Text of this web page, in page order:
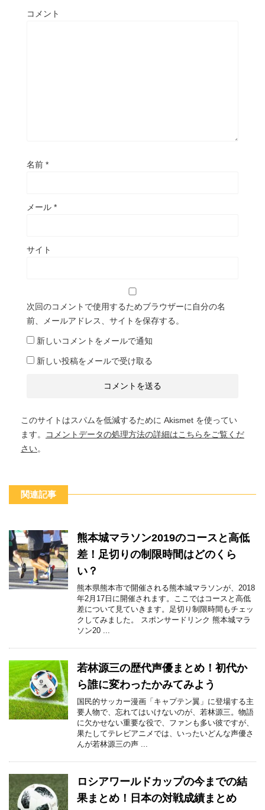
コメント
名前 *
メール *
サイト
次回のコメントで使用するためブラウザーに自分の名
前、メールアドレス、サイトを保存する。
新しいコメントをメールで通知
新しい投稿をメールで受け取る
このサイトはスパムを低減するために Akismet を使ってい
ます。
コメントデータの処理方法の詳細はこちらをご覧くだ
さい。
関連記事
熊本城マラソン2019のコースと高低
差！足切りの制限時間はどのくら
い？
熊本県熊本市で開催される熊本城マラソンが、2018
年2月17日に開催されます。ここではコースと高低
差について見ていきます。足切り制限時間もチェッ
クしてみました。 スポンサードリンク 熊本城マラ
ソン20 ...
若林源三の歴代声優まとめ！初代か
ら誰に変わったかみてみよう
国民的サッカー漫画「キャプテン翼」に登場する主
要人物で、忘れてはいけないのが、若林源三。物語
に欠かせない重要な役で、ファンも多い彼ですが、
果たしてテレビアニメでは、いったいどんな声優さ
んが若林源三の声 ...
ロシアワールドカップの今までの結
果まとめ！日本の対戦成績まとめ